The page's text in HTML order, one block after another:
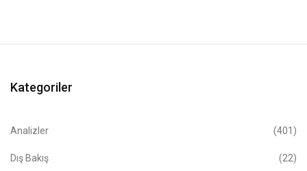
Kategoriler
Analizler (401)
Dış Bakış (22)